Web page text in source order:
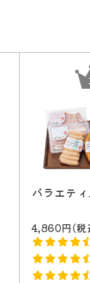
バラエテ
4,860円(税